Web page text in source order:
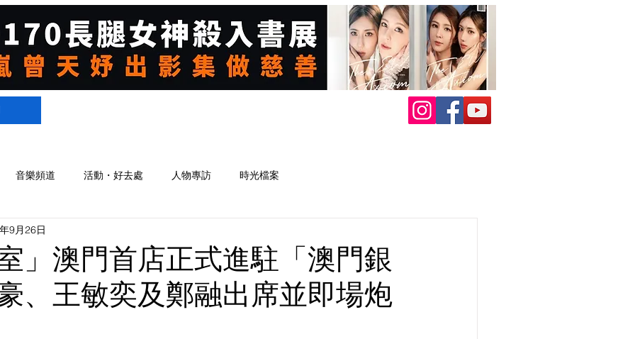
音樂頻道 活動・好去處 人物專訪 時光檔案
」澳門首店正式進駐「澳門銀
、王敏奕及鄭融出席並即場炮
9月26日